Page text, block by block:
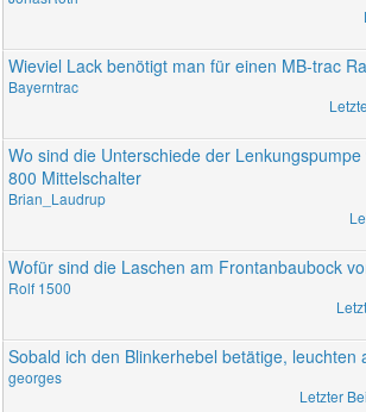
Wieviel Lack benötigt man für einen MB-trac
Bayerntrac
Wo sind die Unterschiede der
800 Mittelschalter
Brian_Laudrup
Wofür sind die Laschen am Frontanbaubock
Rolf 1500
Sobald ich den Blinkerhebel betätige, leuchten
georges
Letzter